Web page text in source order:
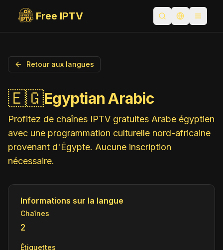
Free IPTV Ouvrir laChanger la
Retour aux langues
🇪🇬Egyptian Arabic
Profitez de chaînes IPTV gratuites Arabe égyptien
avec une programmation culturelle nord-africaine
provenant d'Égypte. Aucune inscription
nécessaire.
Informations sur la langue
Chaînes
2
Étiquettes